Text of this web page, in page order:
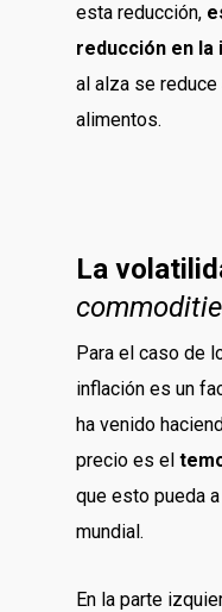
esta reducción,
reducción en la
al alza se
alimentos.
La
Para el caso de
inflación es un
ha venido
precio es el
que esto pueda
mundial.
En la parte